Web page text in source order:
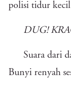
polisi tidur
DUG!
Suara dari
Bunyi renyah